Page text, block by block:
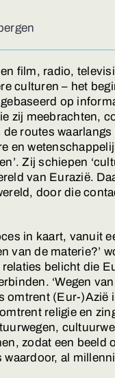
film, radio,
culturen – het
op
zij meebrachten,
routes
en
Zij schiepen
van Eurazië.
door die
in kaart, vanuit
van de materie?’
belicht die
‘Wegen
omtrent (Eur-)Azië
religie en
zodat een beeld
al